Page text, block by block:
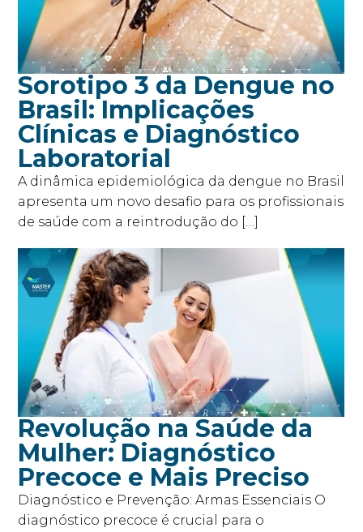
Sorotipo 3 da Dengue no
Brasil: Implicações
Clínicas e Diagnóstico
Laboratorial
A dinâmica epidemiológica da dengue no Brasil
apresenta um novo desafio para os profissionais
de saúde com a reintrodução do […]
Revolução na Saúde da
Mulher: Diagnóstico
Precoce e Mais Preciso
Diagnóstico e Prevenção: Armas Essenciais O
diagnóstico precoce é crucial para o